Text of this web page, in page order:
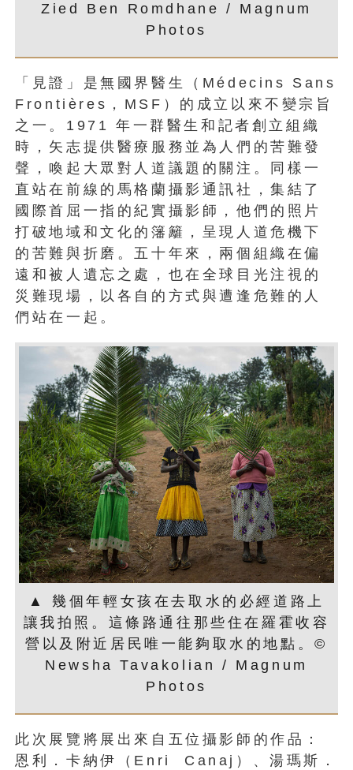
Zied Ben Romdhane / Magnum
Photos
「見證」是無國界醫生（Médecins Sans
Frontières，MSF）的成立以來不變宗旨
之一。1971 年一群醫生和記者創立組織
時，矢志提供醫療服務並為人們的苦難發
聲，喚起大眾對人道議題的關注。同樣一
直站在前線的馬格蘭攝影通訊社，集結了
國際首屈一指的紀實攝影師，他們的照片
打破地域和文化的籓籬，呈現人道危機下
的苦難與折磨。五十年來，兩個組織在偏
遠和被人遺忘之處，也在全球目光注視的
災難現場，以各自的方式與遭逢危難的人
們站在一起。
▲ 幾個年輕女孩在去取水的必經道路上
讓我拍照。這條路通往那些住在羅霍收容
營以及附近居民唯一能夠取水的地點。©
Newsha Tavakolian / Magnum
Photos
此次展覽將展出來自五位攝影師的作品：
恩利．卡納伊（Enri Canaj）、湯瑪斯．